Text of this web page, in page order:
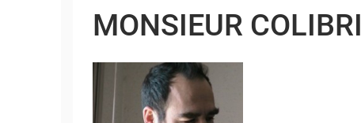
MONSIEUR COLIBRI